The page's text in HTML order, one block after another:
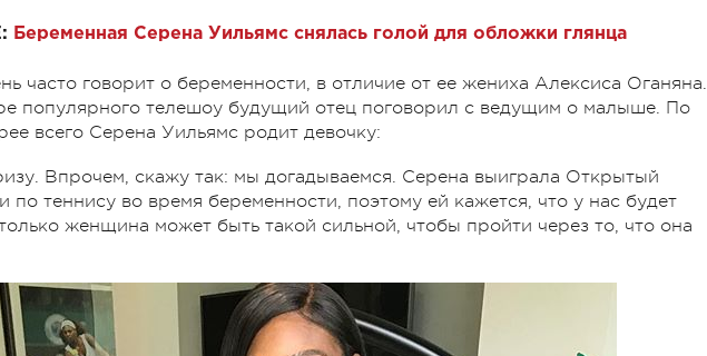
Беременная Серена Уильямс снялась голой для обложки глянца
часто говорит о беременности, в отличие от ее жениха Алексиса Оганяна.
популярного телешоу будущий отец поговорил с ведущим о малыше. По
всего Серена Уильямс родит девочку:
Впрочем, скажу так: мы догадываемся. Серена выиграла Открытый
по теннису во время беременности, поэтому ей кажется, что у нас будет
женщина может быть такой сильной, чтобы пройти через то, что она